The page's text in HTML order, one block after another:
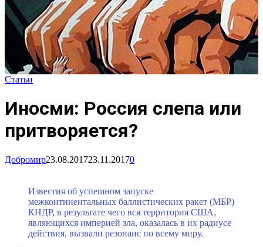
Статьи
Иносми: Россия слепа или
притворяется?
Добромир23.08.201723.11.20170
Известия об успешном запуске
межконтинентальных баллистических ракет (МБР)
КНДР, в результате чего вся территория США,
являющихся империей зла, оказалась в их радиусе
действия, вызвали резонанс по всему миру.